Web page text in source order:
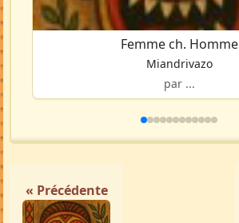
Femme ch. Homme
Miandrivazo
par ...
« Précédente